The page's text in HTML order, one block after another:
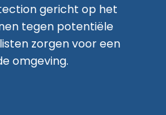
gericht op het
tegen potentiële
zorgen voor een
omgeving.